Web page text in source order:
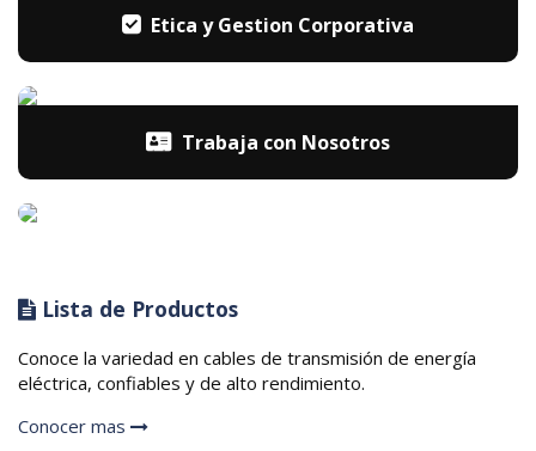
Etica y Gestion Corporativa
Trabaja con Nosotros
Lista de Productos
Conoce la variedad en cables de transmisión de energía
eléctrica, confiables y de alto rendimiento.
Conocer mas